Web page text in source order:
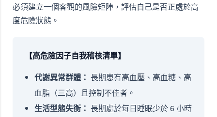
必須建立一個客觀的風險矩陣，評估自己是否正處於高
度危險狀態。
【高危險因子自我稽核清單】
代謝異常群體： 長期患有高血壓、高血糖、高
血脂（三高）且控制不佳者。
生活型態失衡： 長期處於每日睡眠少於 6 小時